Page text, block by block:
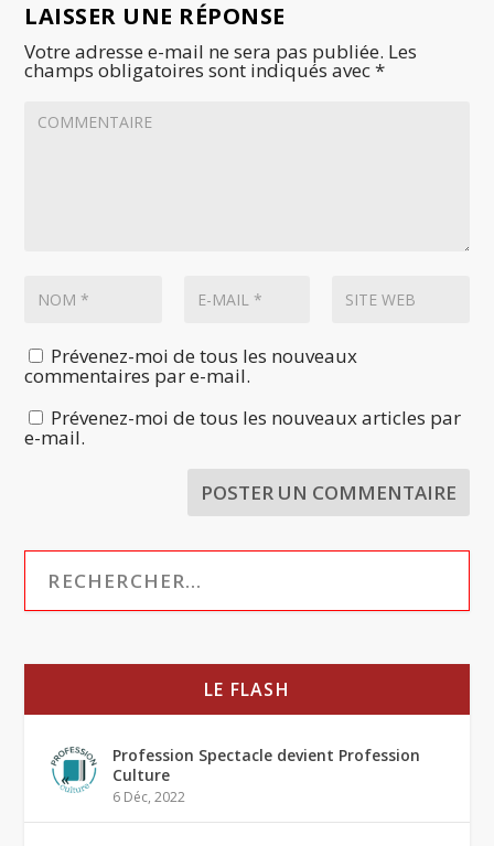
LAISSER UNE RÉPONSE
Votre adresse e-mail ne sera pas publiée. Les
champs obligatoires sont indiqués avec*
Prévenez-moi de tous les nouveaux
commentaires par e-mail.
Prévenez-moi de tous les nouveaux articles par
e-mail.
LE FLASH
Profession Spectacle devient Profession
Culture
6 Déc, 2022